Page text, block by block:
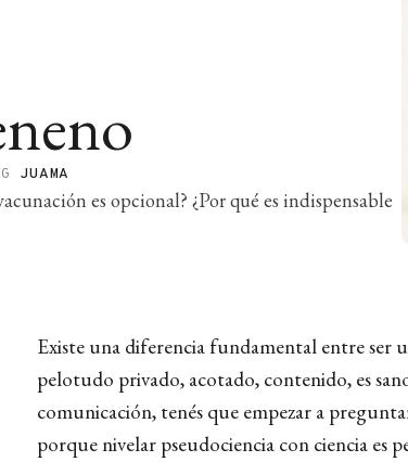
JUAMA
es opcional? ¿Por qué es indispensable
Existe una diferencia fundamental entre ser
pelotudo privado, acotado, contenido, es
comunicación, tenés que empezar a
porque nivelar pseudociencia con ciencia es